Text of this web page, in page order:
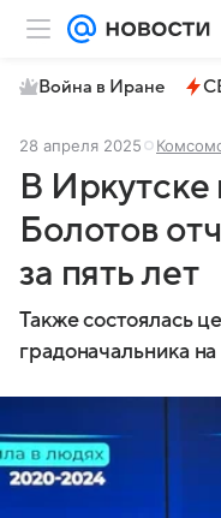
Война в Иране
28 апреля 2025
В Иркутске
Болотов
за пять лет
Также состоялась
градоначальника